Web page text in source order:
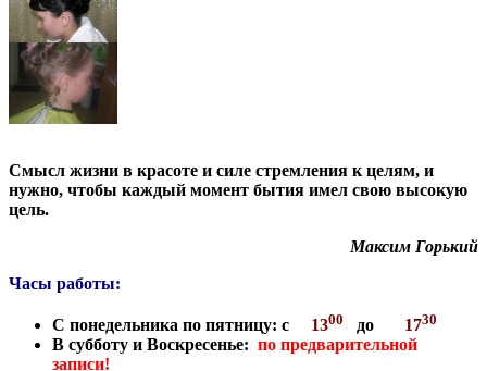
Смысл жизни в красоте и силе стремления к целям, и
нужно, чтобы каждый момент бытия имел свою высокую
цель.
Максим Горький
Часы работы:
С понедельника по пятницу: с 1300 до 1730
В субботу и Воскресенье: по предварительной
записи!